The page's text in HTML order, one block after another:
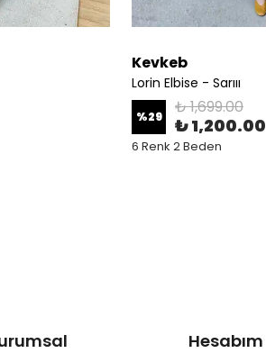
Kevkeb
Lorin Elbise - Sarııı
%29 ₺ 1,699.00
₺ 1,200.00
6 Renk 2 Beden
Hesabım